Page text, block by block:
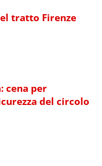
tratto Firenze
cena per
del circolo